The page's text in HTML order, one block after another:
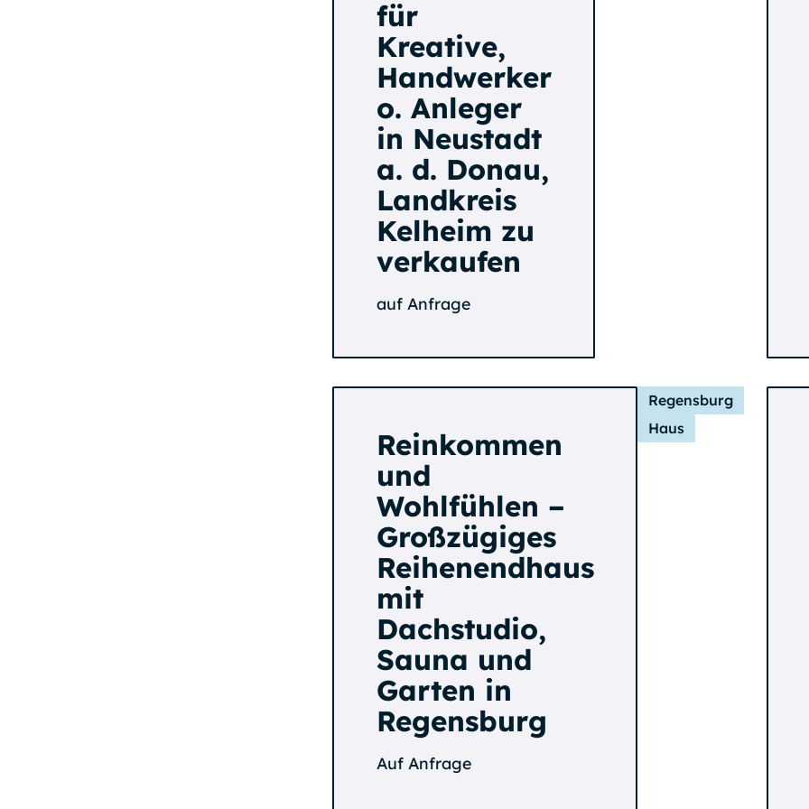
für
Kreative,
Handwerker
o. Anleger
in Neustadt
a. d. Donau,
Landkreis
Kelheim zu
verkaufen
auf Anfrage
Reinkommen
und
Wohlfühlen –
Großzügiges
Reihenendhaus
mit
Dachstudio,
Sauna und
Garten in
Regensburg
Auf Anfrage
Regensburg
Haus